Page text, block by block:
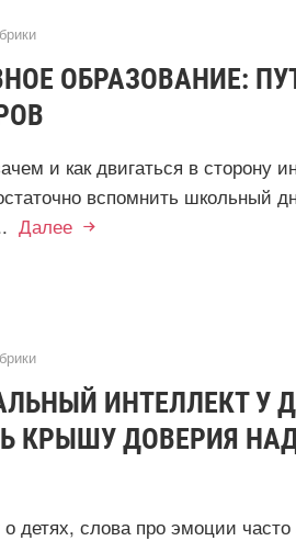
ОБРАЗОВАНИЕ:
и как двигаться в сторону
вспомнить школьный
Далее
ИНТЕЛЛЕКТ У
КРЫШУ ДОВЕРИЯ
о детях, слова про эмоции